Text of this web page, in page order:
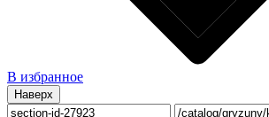
В избранное
Наверх